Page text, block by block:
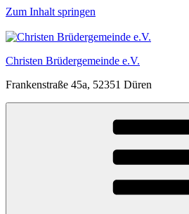
Zum Inhalt springen
Christen Brüdergemeinde e.V.
Frankenstraße 45a, 52351 Düren